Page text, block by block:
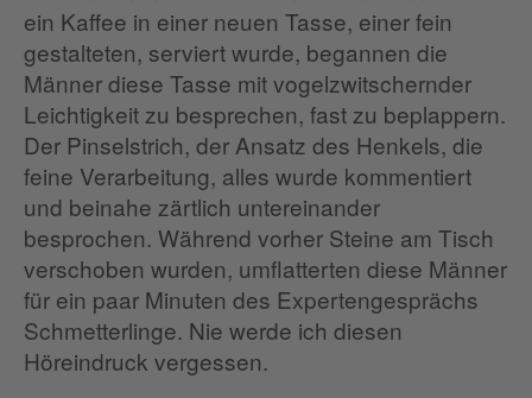
ein Kaffee in einer neuen Tasse, einer fein
gestalteten, serviert wurde, begannen die
Männer diese Tasse mit vogelzwitschernder
Leichtigkeit zu besprechen, fast zu beplappern.
Der Pinselstrich, der Ansatz des Henkels, die
feine Verarbeitung, alles wurde kommentiert
und beinahe zärtlich untereinander
besprochen. Während vorher Steine am Tisch
verschoben wurden, umflatterten diese Männer
für ein paar Minuten des Expertengesprächs
Schmetterlinge. Nie werde ich diesen
Höreindruck vergessen.